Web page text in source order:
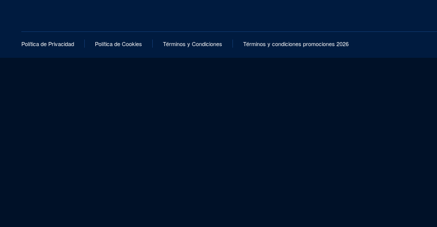
Política de Privacidad Política de Cookies Términos y Condiciones Términos y condiciones promociones 2026